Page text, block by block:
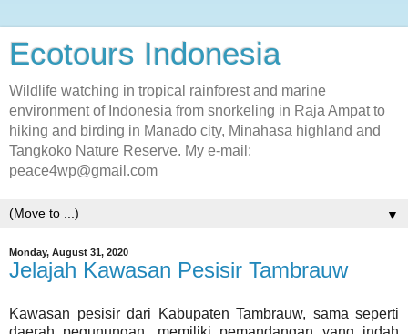
Ecotours Indonesia
Wildlife watching in tropical rainforest and marine
environment of Indonesia from snorkeling in Raja Ampat to
hiking and birding in Manado city, Minahasa highland and
Tangkoko Nature Reserve. My e-mail:
peace4wp@gmail.com
▼
Monday, August 31, 2020
Jelajah Kawasan Pesisir Tambrauw
Kawasan pesisir dari Kabupaten Tambrauw, sama seperti